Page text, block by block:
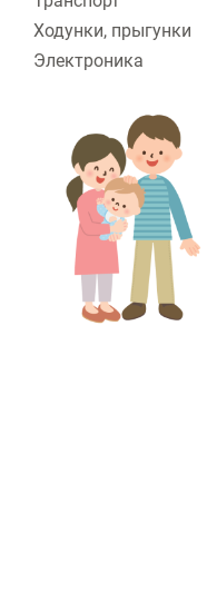
Ходунки, прыгунки
Электроника